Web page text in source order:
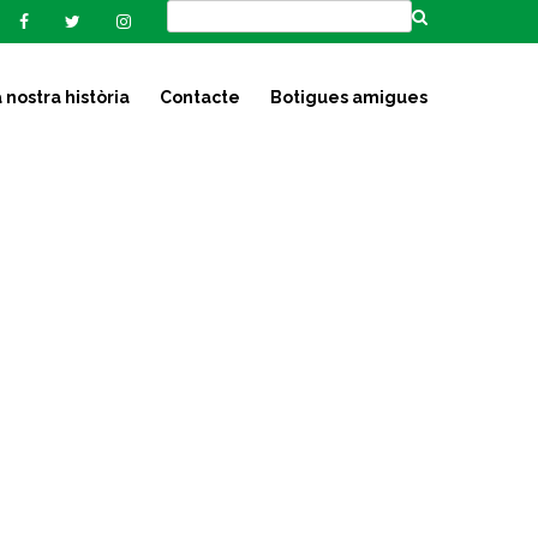
nostra història Contacte Botigues amigues